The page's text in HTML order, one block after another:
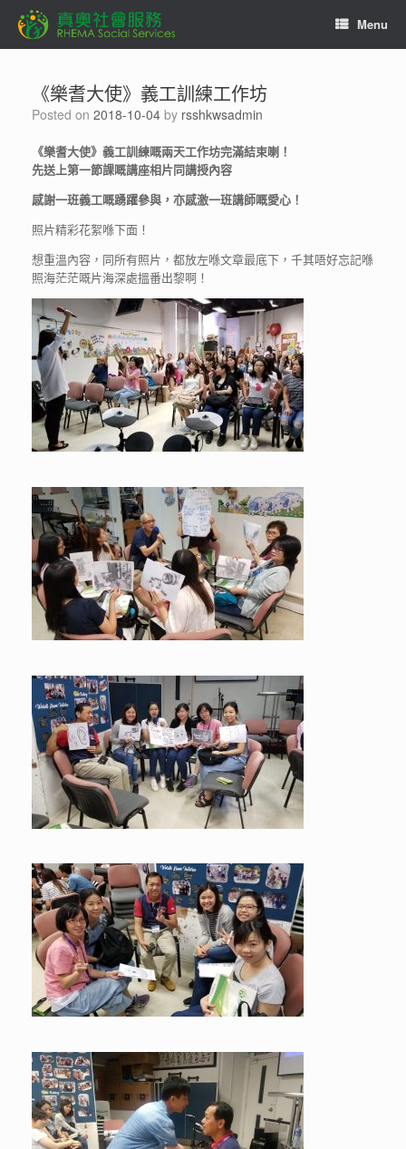
content
Menu
《樂耆大使》義工訓練工作坊
Posted on 2018-10-04 by rsshkwsadmin
《樂耆大使》義工訓練嘅兩天工作坊完滿結束喇！
先送上第一節課嘅講座相片同講授內容
感謝一班義工嘅踴躍參與，亦感激一班講師嘅愛心！
照片精彩花絮喺下面！
想重溫內容，同所有照片，都放左喺文章最底下，千其唔好忘記喺
照海茫茫嘅片海深處搵番出黎啊！